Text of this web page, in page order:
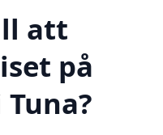
att
på